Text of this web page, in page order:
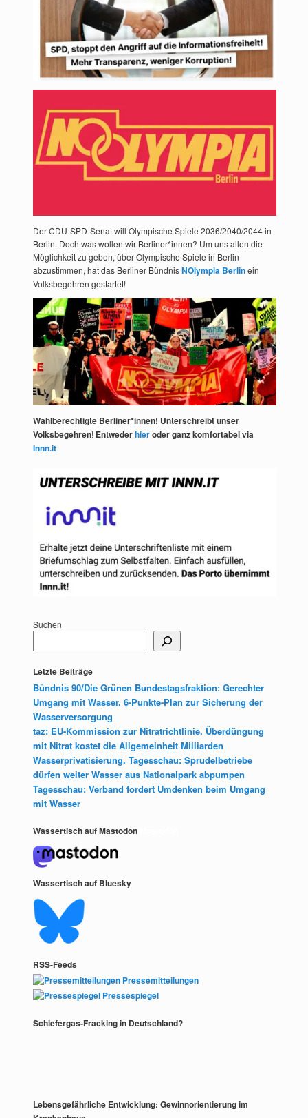
Der CDU-SPD-Senat will Olympische Spiele 2036/2040/2044 in
Berlin. Doch was wollen wir Berliner*innen? Um uns allen die
Möglichkeit zu geben, über Olympische Spiele in Berlin
abzustimmen, hat das Berliner BündnisNOlympia Berlinein
Volksbegehren gestartet!
Wahlberechtigte Berliner*innen! Unterschreibt unser
Volksbegehren! Entwederhieroder ganz komfortabel via
Innn.it
Suchen
Letzte Beiträge
Bündnis 90/Die Grünen Bundestagsfraktion: Gerechter
Umgang mit Wasser. 6-Punkte-Plan zur Sicherung der
Wasserversorgung
taz: EU-Kommission zur Nitratrichtlinie. Überdüngung
mit Nitrat kostet die Allgemeinheit Milliarden
Wasserprivatisierung. Tagesschau: Sprudelbetriebe
dürfen weiter Wasser aus Nationalpark abpumpen
Tagesschau: Verband fordert Umdenken beim Umgang
mit Wasser
Wassertisch auf Mastodon
Wassertisch auf Bluesky
RSS-Feeds
Pressemitteilungen
Pressespiegel
Schiefergas-Fracking in Deutschland?
Lebensgefährliche Entwicklung: Gewinnorientierung im